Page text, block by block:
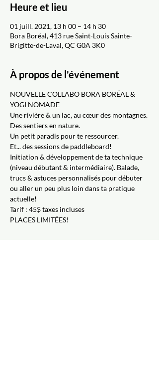
Heure et lieu
01 juill. 2021, 13 h 00 – 14 h 30
Bora Boréal, 413 rue Saint-Louis Sainte-
Brigitte-de-Laval, QC G0A 3K0
À propos de l'événement
NOUVELLE COLLABO BORA BORÉAL &
YOGI NOMADE
Une rivière & un lac, au cœur des montagnes.
Des sentiers en nature.
Un petit paradis pour te ressourcer.
Et... des sessions de paddleboard!
Initiation & développement de ta technique
(niveau débutant & intermédiaire). Balade,
trucs & astuces personnalisés pour débuter
ou aller un peu plus loin dans ta pratique
actuelle!
Tarif : 45$ taxes incluses
PLACES LIMITÉES!